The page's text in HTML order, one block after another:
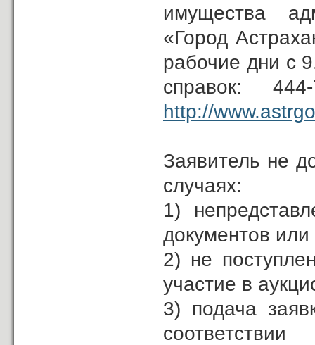
имущества
«Город
рабочие дни с
справок:
http://
Заявитель не
случаях:
1)
документов
2) не
участие в
3) подача